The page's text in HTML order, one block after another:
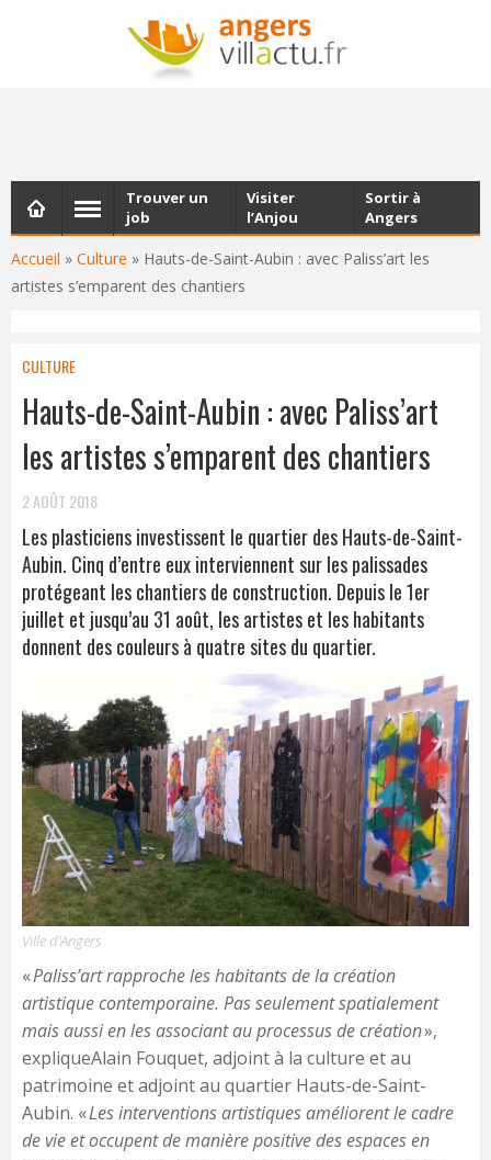
NEWSLETTER
Les dernières actualités d'Angers, chaque vendredi dans
Accueil » Culture » Hauts-de-Saint-Aubin : avec Paliss’art les
artistes s’emparent des chantiers
Trouver un
job
Visiter
l’Anjou
Sortir à
Angers
CULTURE
Hauts-de-Saint-Aubin : avec Paliss’art
les artistes s’emparent des chantiers
2 AOÛT 2018
Les plasticiens investissent le quartier des Hauts-de-Saint-
Aubin. Cinq d’entre eux interviennent sur les palissades
protégeant les chantiers de construction. Depuis le 1er
juillet et jusqu’au 31 août, les artistes et les habitants
donnent des couleurs à quatre sites du quartier.
Ville d’Angers
«Paliss’art rapproche les habitants de la création
artistique contemporaine. Pas seulement spatialement
mais aussi en les associant au processus de création»,
expliqueAlain Fouquet, adjoint à la culture et au
patrimoine et adjoint au quartier Hauts-de-Saint-
Aubin. «Les interventions artistiques améliorent le cadre
de vie et occupent de manière positive des espaces en